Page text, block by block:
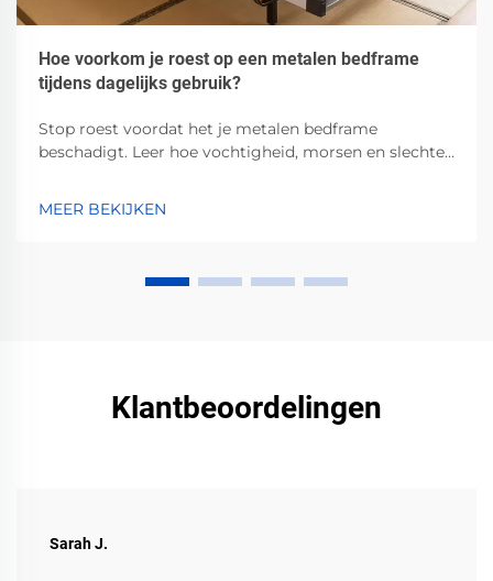
Hoe voorkom je roest op een metalen bedframe
tijdens dagelijks gebruik?
Stop roest voordat het je metalen bedframe
beschadigt. Leer hoe vochtigheid, morsen en slechte
Bescherm nu jouw investering.
MEER BEKIJKEN
Klantbeoordelingen
Sarah J.